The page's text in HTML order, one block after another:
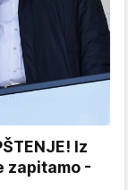
Iz
zapitamo -